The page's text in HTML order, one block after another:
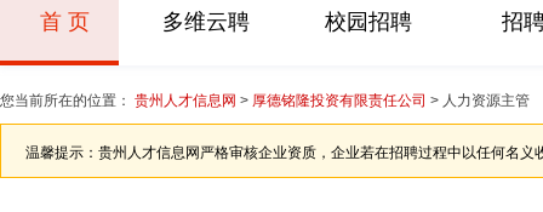
首 页 多维云聘 校园招聘 招
您当前所在的位置： 贵州人才信息网 > 厚德铭隆投资有限责任公司 > 人力资源主管
温馨提示：贵州人才信息网严格审核企业资质，企业若在招聘过程中以任何名